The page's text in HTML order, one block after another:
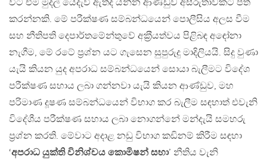
විට එම මුදල් යෙදැවී ඇත්ද යන්න ආණ්ඩුව අසීරුතාවකට පත්
කරන්නකි. මේ පරීක්ෂණ සම්බන්ධයෙන් පොලීසිය අලස වීම
සහ නීතිපති දෙපාර්තමේන්තුවේ අක‍්‍රීයත්වය පිළිබඳ අඳෝනා
නැගීම, මේ රටේ ප‍්‍රශ්න යට ගැසෙන සුපුරුදු මාදිලියයි. සිදු වුණා
යැයි කියන යුද අපරාධ සම්බන්ධයෙන් සොයා බැලීමට විදේශ
පරීක්ෂණ සහාය ලබා ගන්නවා යැයි කියන ආණ්ඩුව, මහ
පරිමාණ දූෂණ සම්බන්ධයෙන් විභාග කර බැලීම සඳහාත් එවැනි
විදේශීය පරීක්ෂණ සහාය ලබා නොගන්නේ මන්දැයි සමහරු
ප‍්‍රශ්න කරති. මේවාට අදාළ නඩු විභාග කඩිනම් කිරීම සඳහා
‘අපරාධ යුක්ති විනිශ්චය කොමිෂන් සභා’ නීතිය වැනි